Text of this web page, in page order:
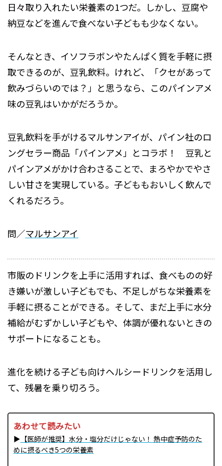
日々取り入れたい栄養素の1つだ。しかし、豆腐や
納豆などを進んで食べない子どもも少なくない。
そんなとき、イソフラボンやたんぱく質を手軽に摂
取できるのが、豆乳飲料。けれど、「クセがあって
飲みづらいのでは？」と思うなら、このパインアメ
味の豆乳はいかがだろうか。
豆乳飲料を手がけるマルサンアイが、パイン社のロ
ングセラー商品「パインアメ」とコラボ！ 豆乳と
パインアメがかけ合わさることで、まろやかでやさ
しい甘さを実現している。子どももおいしく飲んで
くれるだろう。
問／マルサンアイ
市販のドリンクを上手に活用すれば、食べものの好
き嫌いが激しい子どもでも、不足しがちな栄養素を
手軽に摂ることができる。そして、まだ上手に水分
補給がむずかしい子どもや、体調が優れないときの
サポートになることも。
進化を続ける子ども向けヘルシードリンクを活用し
て、残暑を乗り切ろう。
あわせて読みたい
▶ 【医師が推奨】水分・塩分だけじゃない！ 熱中症予防のた
めに摂るべき5つの栄養素